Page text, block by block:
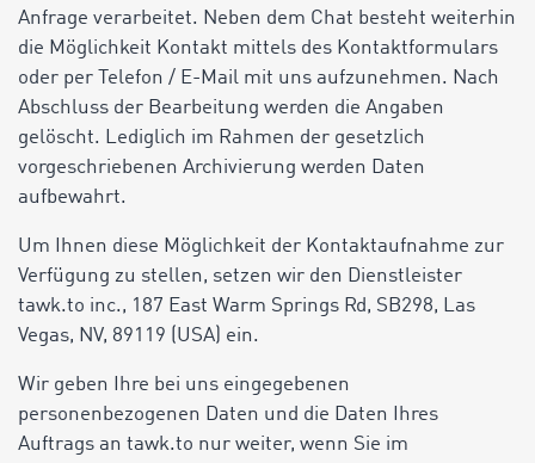
Anfrage verarbeitet. Neben dem Chat besteht weiterhin
die Möglichkeit Kontakt mittels des Kontaktformulars
oder per Telefon / E-Mail mit uns aufzunehmen. Nach
Abschluss der Bearbeitung werden die Angaben
gelöscht. Lediglich im Rahmen der gesetzlich
vorgeschriebenen Archivierung werden Daten
aufbewahrt.
Um Ihnen diese Möglichkeit der Kontaktaufnahme zur
Verfügung zu stellen, setzen wir den Dienstleister
tawk.to inc., 187 East Warm Springs Rd, SB298, Las
Vegas, NV, 89119 (USA) ein.
Wir geben Ihre bei uns eingegebenen
personenbezogenen Daten und die Daten Ihres
Auftrags an tawk.to nur weiter, wenn Sie im